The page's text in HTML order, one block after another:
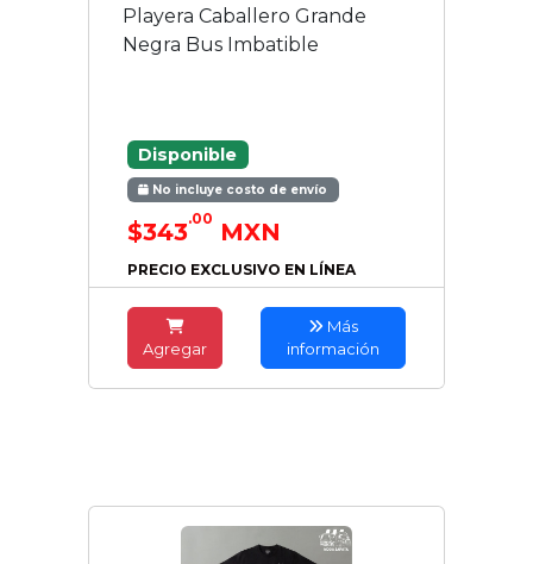
Playera Caballero Grande
Negra Bus Imbatible
Disponible
No incluye costo de envío
$343.00 MXN
PRECIO EXCLUSIVO EN LÍNEA
Agregar
Más
información